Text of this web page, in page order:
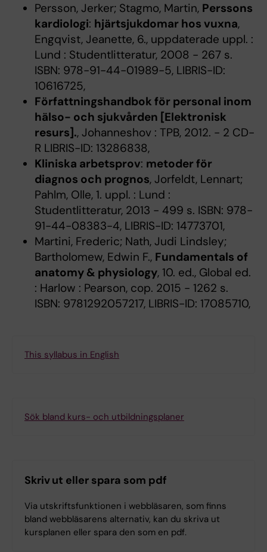
Persson, Jerker; Stagmo, Martin, Perssons
kardiologi: hjärtsjukdomar hos vuxna,
Engqvist, Jeanette, 6., uppdaterade uppl. :
Lund : Studentlitteratur, 2008 - 267 s.
ISBN: 978-91-44-01989-5, LIBRIS-ID:
10616725,
Författningshandbok för personal inom
hälso- och sjukvården [Elektronisk
resurs]., Johanneshov : TPB, 2012. - 2 CD-
R LIBRIS-ID: 13286838,
Kliniska arbetsprov: metoder för
diagnos och prognos, Jorfeldt, Lennart;
Pahlm, Olle, 1. uppl. : Lund :
Studentlitteratur, 2013 - 499 s. ISBN: 978-
91-44-08383-4, LIBRIS-ID: 14773701,
Martini, Frederic; Nath, Judi Lindsley;
Bartholomew, Edwin F., Fundamentals of
anatomy & physiology, 10. ed., Global ed.
: Harlow : Pearson, cop. 2015 - 1262 s.
ISBN: 9781292057217, LIBRIS-ID: 17085710,
This syllabus in English
Sök bland kurs- och utbildningsplaner
Skriv ut eller spara som pdf
Via utskriftsfunktionen i webbläsaren, som finns
bland webbläsarens alternativ, kan du skriva ut
kursplanen eller spara den som en pdf.